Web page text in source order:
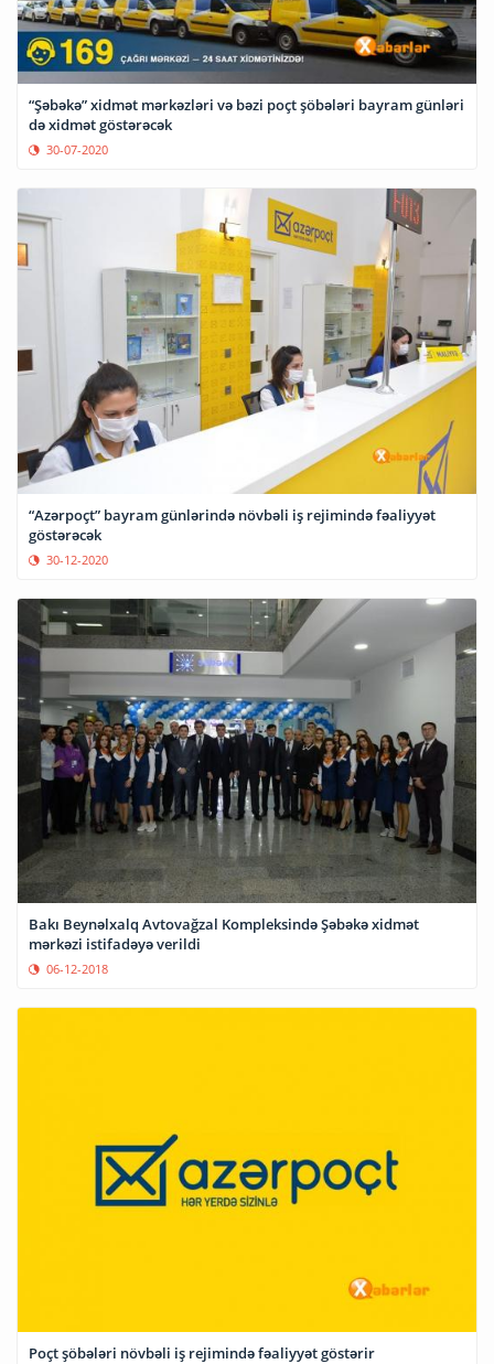
“Şəbəkə” xidmət mərkəzləri və bəzi poçt şöbələri bayram günləri
də xidmət göstərəcək
30-07-2020
“Azərpoçt” bayram günlərində növbəli iş rejimində fəaliyyət
göstərəcək
30-12-2020
Bakı Beynəlxalq Avtovağzal Kompleksində Şəbəkə xidmət
mərkəzi istifadəyə verildi
06-12-2018
Poçt şöbələri növbəli iş rejimində fəaliyyət göstərir